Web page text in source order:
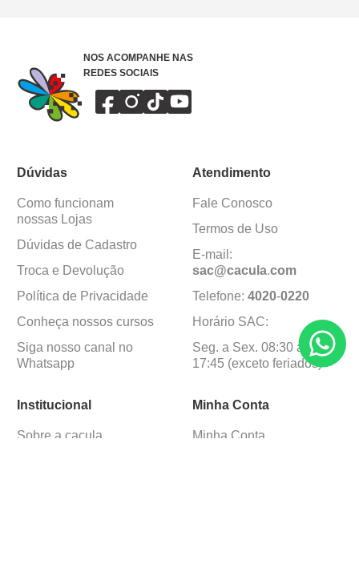
NOS ACOMPANHE NAS
REDES SOCIAIS
Dúvidas
Como funcionam
nossas Lojas
Dúvidas de Cadastro
Troca e Devolução
Política de Privacidade
Conheça nossos cursos
Siga nosso canal no
Whatsapp
Atendimento
Fale Conosco
Termos de Uso
E-mail:
sac@cacula.com
Telefone: 4020-0220
Horário SAC:
Seg. a Sex. 08:30 às
17:45 (exceto feriados)
Institucional
Sobre a caçula
Minha Conta
Minha Conta